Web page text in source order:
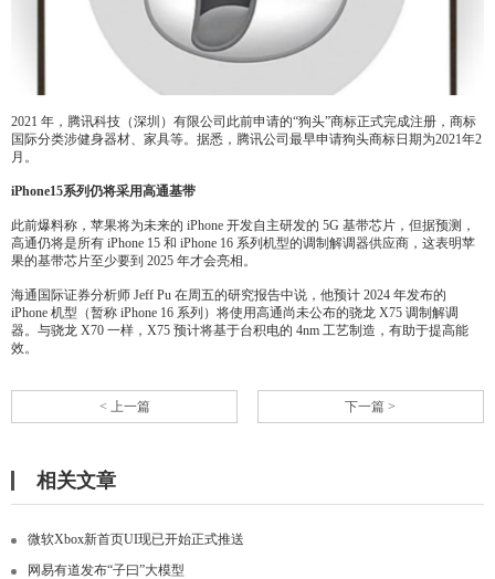
2021 年，腾讯科技（深圳）有限公司此前申请的“狗头”商标正式完成注册，商标
国际分类涉健身器材、家具等。据悉，腾讯公司最早申请狗头商标日期为2021年2
月。
iPhone15系列仍将采用高通基带
此前爆料称，苹果将为未来的 iPhone 开发自主研发的 5G 基带芯片，但据预测，
高通仍将是所有 iPhone 15 和 iPhone 16 系列机型的调制解调器供应商，这表明苹
果的基带芯片至少要到 2025 年才会亮相。
海通国际证券分析师 Jeff Pu 在周五的研究报告中说，他预计 2024 年发布的
iPhone 机型（暂称 iPhone 16 系列）将使用高通尚未公布的骁龙 X75 调制解调
器。与骁龙 X70 一样，X75 预计将基于台积电的 4nm 工艺制造，有助于提高能
效。
< 上一篇 下一篇 >
相关文章
微软Xbox新首页UI现已开始正式推送
网易有道发布“子曰”大模型